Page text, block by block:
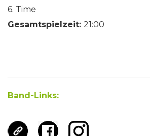
6. Time
Gesamtspielzeit: 21:00
Band-Links: